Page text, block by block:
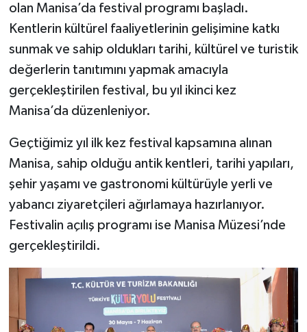
olan Manisa’da festival programı başladı.
Kentlerin kültürel faaliyetlerinin gelişimine katkı
sunmak ve sahip oldukları tarihi, kültürel ve turistik
değerlerin tanıtımını yapmak amacıyla
gerçekleştirilen festival, bu yıl ikinci kez
Manisa’da düzenleniyor.
Geçtiğimiz yıl ilk kez festival kapsamına alınan
Manisa, sahip olduğu antik kentleri, tarihi yapıları,
şehir yaşamı ve gastronomi kültürüyle yerli ve
yabancı ziyaretçileri ağırlamaya hazırlanıyor.
Festivalin açılış programı ise Manisa Müzesi’nde
gerçekleştirildi.